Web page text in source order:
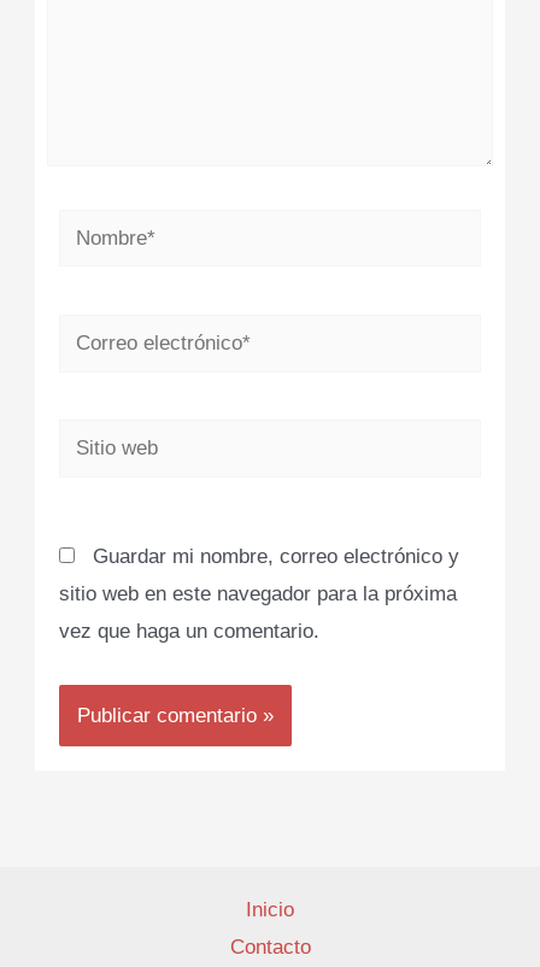
Nombre*
Correo
Sitio
Guardar mi nombre, correo electrónico y
sitio web en este navegador para la próxima
vez que haga un comentario.
Inicio
Contacto